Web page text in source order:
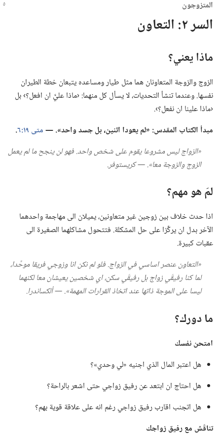
المتزوجون
السر ٢:‏ التعاون
ماذا يعني؟‏
الزوج والزوجة المتعاونان هما مثل طيار ومساعده يتبعان خطة الطيران
نفسها.‏ وعندما تنشأ التحديات،‏ لا يسأل كل منهما:‏ ‹ماذا عليَّ ان افعل؟‏› بل
‹ماذا علينا ان نفعل؟‏›.‏
مبدأ الكتاب المقدس:‏ «لم يعودا اثنين،‏ بل جسد واحد».‏ —‏متى ١٩:‏٦
‏.‏
‏«الزواج ليس مشروعا يقوم على شخص واحد.‏ فهو لن ينجح ما لم يعمل
الزوج والزوجة معا».‏ —‏ كريستوفر.‏
لمَ هو مهم؟‏
اذا حدث خلاف بين زوجين غير متعاونين،‏ يميلان الى مهاجمة واحدهما
الآخر بدل ان يركِّزا على حل المشكلة.‏ فتتحول مشاكلهما الصغيرة الى
عقبات كبيرة.‏
‏«التعاون عنصر اساسي في الزواج.‏ فلو لم نكن انا وزوجي فريقا موحَّدا،‏
لما كنا رفيقَي زواج بل رفيقَي سكن،‏ اي شخصين يعيشان معا لكنهما
ليسا على الموجة ذاتها عند اتخاذ القرارات المهمة».‏ —‏ ألكساندرا.‏
ما دورك؟‏
امتحن نفسك
هل اعتبر المال الذي اجنيه «لي وحدي»؟‏
هل احتاج ان ابتعد عن رفيق زواجي حتى اشعر بالراحة؟‏
هل اتجنب اقارب رفيق زواجي رغم انه على علاقة قوية بهم؟‏
تناقَش مع رفيق زواجك